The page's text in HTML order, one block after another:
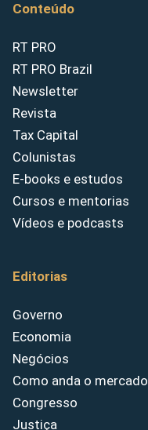
Conteúdo
RT PRO
RT PRO Brazil
Newsletter
Revista
Tax Capital
Colunistas
E-books e estudos
Cursos e mentorias
Vídeos e podcasts
Editorias
Governo
Economia
Negócios
Como anda o mercado
Congresso
Justiça